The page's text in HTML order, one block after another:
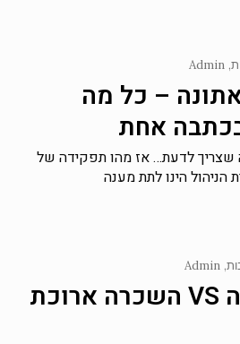
Admin
– כל מה
אחת
שצריך לדעת… אז מהו תפקידה של
הינו לתת מענה
Admin
Airbnb באתונה VS השכרה ארוכת